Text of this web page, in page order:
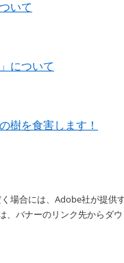
いて
について
樹を食害します！
場合には、Adobe社が提供
バナーのリンク先からダ